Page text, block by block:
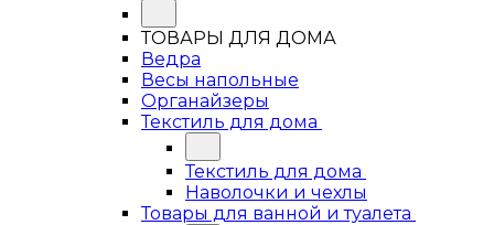
ТОВАРЫ ДЛЯ ДОМА
Ведра
Весы напольные
Органайзеры
Текстиль для дома
Текстиль для дома
Наволочки и чехлы
Товары для ванной и туалета